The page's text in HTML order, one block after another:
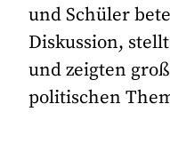
und Schüler
Diskussion,
und zeigten
politischen